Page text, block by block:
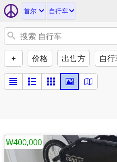
首尔 自行车
+ 价格 出售方 自
₩400,000